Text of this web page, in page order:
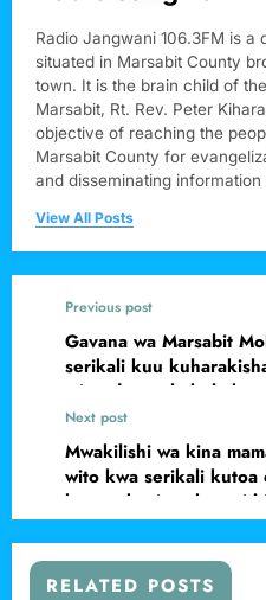
Radio Jangwani 106.3FM is a
situated in Marsabit County
town. It is the brain child of
Marsabit, Rt. Rev. Peter
objective of reaching the
Marsabit County for
and disseminating information
View All Posts
Previous post
Gavana wa Marsabit
serikali kuu
misaada ya chakula
mwa nchi.
Next post
Mwakilishi wa kina
wito kwa serikali kutoa
kwa wakazi wa kaunti
RELATED POSTS